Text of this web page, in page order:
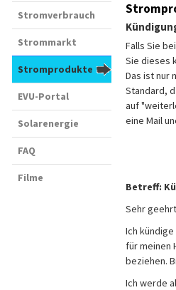
Falls Sie
Sie dieses
Das ist nur
Standard,
auf
eine Mail
Betreff:
Sehr
Ich
für meinen
beziehen.
Ich werde
Stromverbrauch
Strommarkt
Stromprodukte
EVU-Portal
Solarenergie
FAQ
Filme